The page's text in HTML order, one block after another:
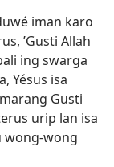
iman karo
’Gusti Allah
ing swarga
Yésus isa
Gusti
urip lan isa
wong-wong